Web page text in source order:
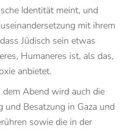
Identität meint, und
mit ihrem
Jüdisch sein etwas
Humaneres ist, als das,
anbietet.
dem Abend wird auch die
und Besatzung in Gaza und
sowie die in der